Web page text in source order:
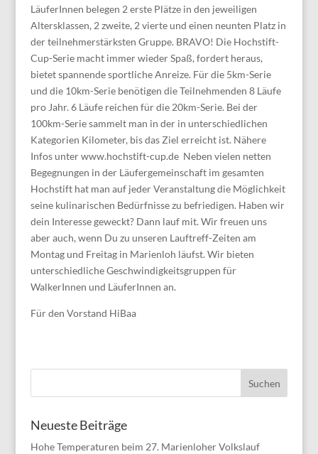
LäuferInnen belegen 2 erste Plätze in den jeweiligen
Altersklassen, 2 zweite, 2 vierte und einen neunten Platz in
der teilnehmerstärksten Gruppe. BRAVO! Die Hochstift-
Cup-Serie macht immer wieder Spaß, fordert heraus,
bietet spannende sportliche Anreize. Für die 5km-Serie
und die 10km-Serie benötigen die Teilnehmenden 8 Läufe
pro Jahr. 6 Läufe reichen für die 20km-Serie. Bei der
100km-Serie sammelt man in der in unterschiedlichen
Kategorien Kilometer, bis das Ziel erreicht ist. Nähere
Infos unter www.hochstift-cup.de Neben vielen netten
Begegnungen in der Läufergemeinschaft im gesamten
Hochstift hat man auf jeder Veranstaltung die Möglichkeit
seine kulinarischen Bedürfnisse zu befriedigen. Haben wir
dein Interesse geweckt? Dann lauf mit. Wir freuen uns
aber auch, wenn Du zu unseren Lauftreff-Zeiten am
Montag und Freitag in Marienloh läufst. Wir bieten
unterschiedliche Geschwindigkeitsgruppen für
WalkerInnen und LäuferInnen an.
Für den Vorstand HiBaa
Neueste Beiträge
Hohe Temperaturen beim 27. Marienloher Volkslauf